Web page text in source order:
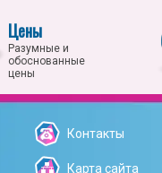
Цены
Разумные и
обоснованные
цены
Контакты
Карта сайта